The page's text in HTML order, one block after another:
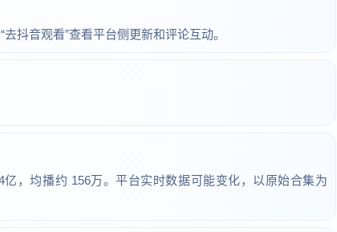
抖音观看”查看平台侧更新和评论互动。
，均播约 156万。平台实时数据可能变化，以原始合集为